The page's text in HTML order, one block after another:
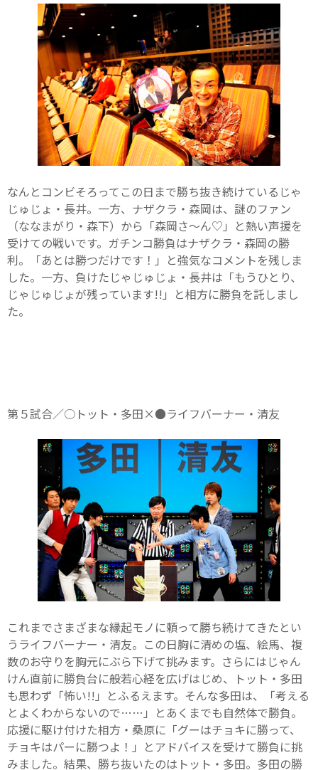
なんとコンビそろってこの日まで勝ち抜き続けているじゃ
じゅじょ・長井。一方、ナザクラ・森岡は、謎のファン
（ななまがり・森下）から「森岡さ～ん♡」と熱い声援を
受けての戦いです。ガチンコ勝負はナザクラ・森岡の勝
利。「あとは勝つだけです！」と強気なコメントを残しま
した。一方、負けたじゃじゅじょ・長井は「もうひとり、
じゃじゅじょが残っています!!」と相方に勝負を託しまし
た。
第５試合／○トット・多田×●ライフバーナー・清友
これまでさまざまな縁起モノに頼って勝ち続けてきたとい
うライフバーナー・清友。この日胸に清めの塩、絵馬、複
数のお守りを胸元にぶら下げて挑みます。さらにはじゃん
けん直前に勝負台に般若心経を広げはじめ、トット・多田
も思わず「怖い!!」とふるえます。そんな多田は、「考える
とよくわからないので……」とあくまでも自然体で勝負。
応援に駆け付けた相方・桑原に「グーはチョキに勝って、
チョキはパーに勝つよ！」とアドバイスを受けて勝負に挑
みました。結果、勝ち抜いたのはトット・多田。多田の勝